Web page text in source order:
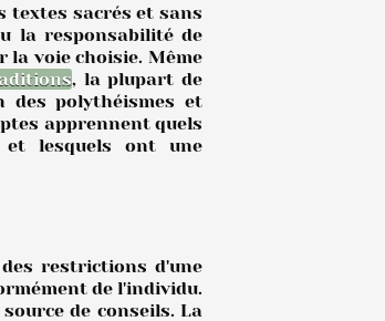
textes sacrés et sans
la responsabilité de
la voie choisie. Même
, la plupart de
des polythéismes et
apprennent quels
et lesquels ont une
restrictions d'une
de l'individu.
de conseils. La